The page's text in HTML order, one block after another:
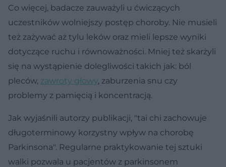
Co więcej, badacze zauważyli u ćwiczących
uczestników wolniejszy postęp choroby. Nie musieli
też zażywać aż tylu leków oraz mieli lepsze wyniki
dotyczące ruchu i równoważności. Mniej też skarżyli
się na wystąpienie dolegliwości takich jak: ból
pleców, zawroty głowy, zaburzenia snu czy
problemy z pamięcią i koncentracją.
Jak wyjaśnili autorzy publikacji, "tai chi zachowuje
długoterminowy korzystny wpływ na chorobę
Parkinsona". Regularne praktykowanie tej sztuki
walki pozwala u pacjentów z parkinsonem